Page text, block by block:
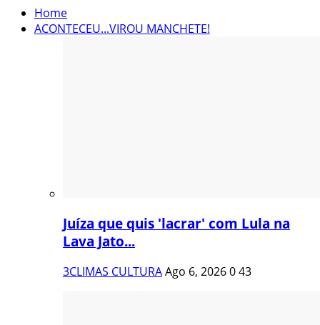
Home
ACONTECEU...VIROU MANCHETE!
Juíza que quis 'lacrar' com Lula na
Lava Jato...
3CLIMAS CULTURAAgo 6, 2026043